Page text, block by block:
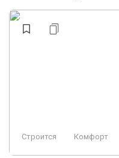
Строится Комфорт